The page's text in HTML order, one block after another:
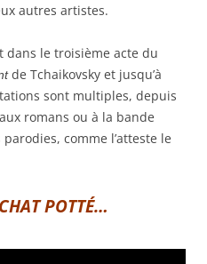
autres artistes.
dans le troisième acte du
de Tchaikovsky et jusqu’à
sont multiples, depuis
romans ou à la bande
comme l’atteste le
POTTÉ…